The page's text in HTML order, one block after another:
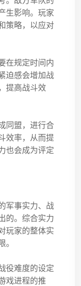
生影响。玩家
策略，以应对
在规定时间内
迫感会增加战
提高战斗效
同盟，进行合
效率，从而提
也会成为评定
军事实力、战
的。综合实力
玩家的整体实
役难度的设定
戏进程的推